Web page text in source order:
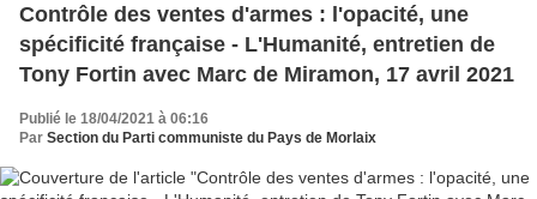
Contrôle des ventes d'armes : l'opacité, une
spécificité française - L'Humanité, entretien de
Tony Fortin avec Marc de Miramon, 17 avril 2021
Publié le 18/04/2021 à 06:16
Par Section du Parti communiste du Pays de Morlaix